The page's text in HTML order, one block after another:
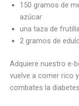
150 gramos de
azúcar
una taza de
2 gramos de
Adquiere nuestro e-
vuelve a comer rico
combates la